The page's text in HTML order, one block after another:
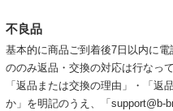
不良品
基本的に商品ご到着後7日以内に
ののみ返品・交換の対応は行なって
「返品または交換の理由」・「返
か」を明記のうえ、「support@b-